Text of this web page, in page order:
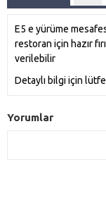
E5 e yürüme
restoran için hazır
verilebilir
Detaylı bilgi için
Yorumlar